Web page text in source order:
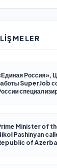
Россия»,
SuperJob
Minister of
Pashinyan
of